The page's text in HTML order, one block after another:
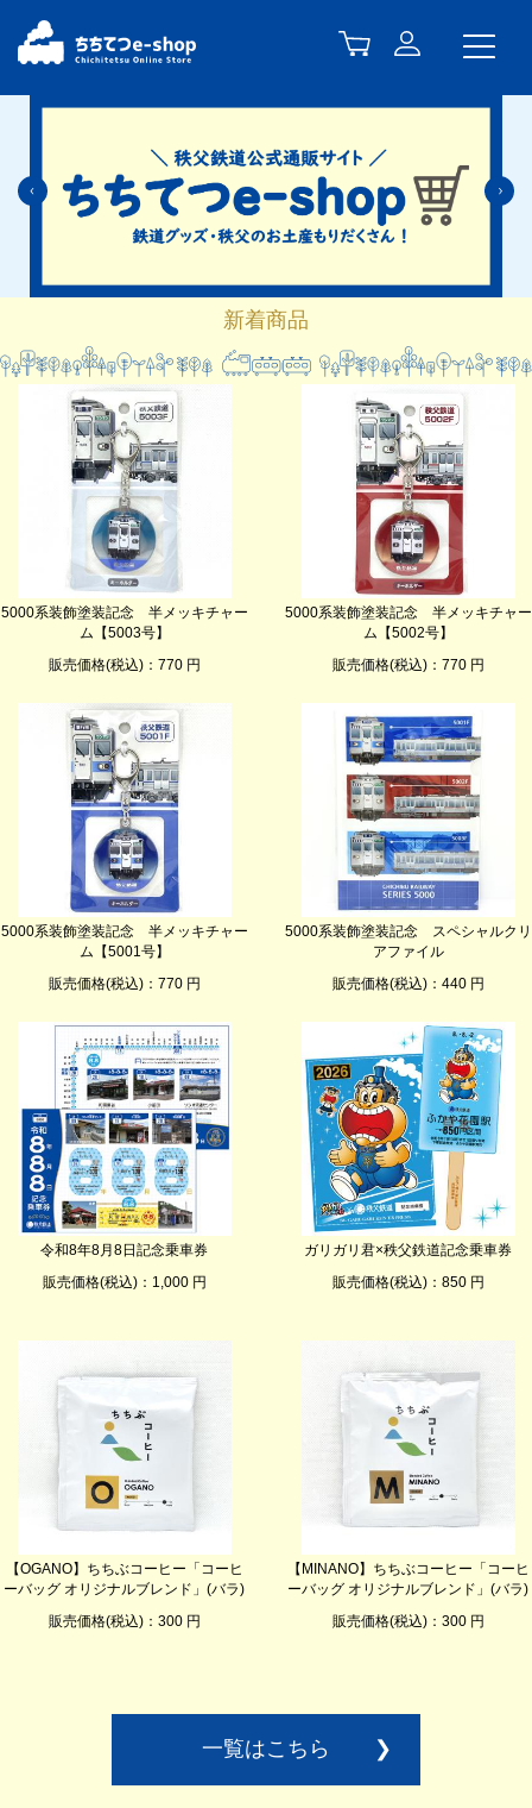
Previous
新着商品
5000系装飾塗装記念 半メッキチャー
ム【5003号】
販売価格(税込)：770 円
5000系装飾塗装記念 半メッキチャー
ム【5002号】
販売価格(税込)：770 円
5000系装飾塗装記念 半メッキチャー
ム【5001号】
販売価格(税込)：770 円
5000系装飾塗装記念 スペシャルクリ
アファイル
販売価格(税込)：440 円
令和8年8月8日記念乗車券
販売価格(税込)：1,000 円
ガリガリ君×秩父鉄道記念乗車券
販売価格(税込)：850 円
【OGANO】ちちぶコーヒー「コーヒ
ーバッグ オリジナルブレンド」(バラ)
販売価格(税込)：300 円
【MINANO】ちちぶコーヒー「コーヒ
ーバッグ オリジナルブレンド」(バラ)
販売価格(税込)：300 円
一覧はこちら ❯